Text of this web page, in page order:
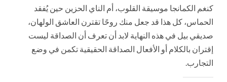
كنغم الكمانجا موسيقة القلوب، أم الناي الحزين حين يُفقد
الحماس، كل هذا قد جعل منك روحًا تقترن العاشق الولهان،
صديقي بيل في هذه النهاية لابد أن تعرف أن الصداقة ليست
إقتران بالكلام أو الأفعال الصداقة الحقيقية تكمن في وضع
التجارب.